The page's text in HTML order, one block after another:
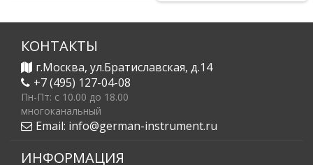
КОНТАКТЫ
г.Москва, ул.Братиславская, д.14
+7 (495) 127-04-08
Пн-Пт: c 10.00 до 18.00
многоканальный
Email: info@german-instrument.ru
ИНФОРМАЦИЯ